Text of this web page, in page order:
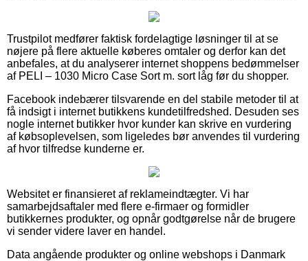
Trustpilot medfører faktisk fordelagtige løsninger til at se
nøjere på flere aktuelle køberes omtaler og derfor kan det
anbefales, at du analyserer internet shoppens bedømmelser
af PELI – 1030 Micro Case Sort m. sort låg før du shopper.
Facebook indebærer tilsvarende en del stabile metoder til at
få indsigt i internet butikkens kundetilfredshed. Desuden ses
nogle internet butikker hvor kunder kan skrive en vurdering
af købsoplevelsen, som ligeledes bør anvendes til vurdering
af hvor tilfredse kunderne er.
Websitet er finansieret af reklameindtægter. Vi har
samarbejdsaftaler med flere e-firmaer og formidler
butikkernes produkter, og opnår godtgørelse når de brugere
vi sender videre laver en handel.
Data angående produkter og online webshops i Danmark